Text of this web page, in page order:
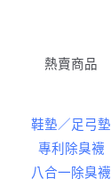
熱賣商品
鞋墊／足弓墊
專利除臭襪
八合一除臭襪